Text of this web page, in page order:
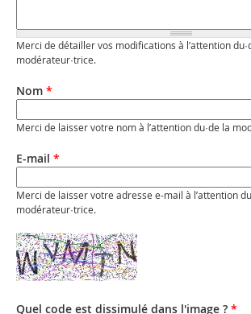
Merci de détailler vos modifications à l’attention
modérateur·trice.
Nom *
Merci de laisser votre nom à l’attention du·de la
E-mail *
Merci de laisser votre adresse e-mail à l’attention
modérateur·trice.
Quel code est dissimulé dans l'image ? *